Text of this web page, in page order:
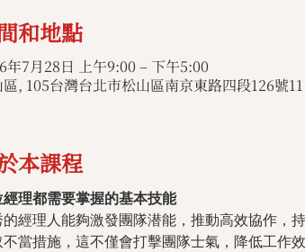
和地點
年7月28日 上午9:00 – 下午5:00
, 105台灣台北市松山區南京東路四段126號
本課程
理都需要掌握的基本技能
經理人能夠激發團隊潜能，推動高效協作，
當措施，這不僅會打擊團隊士氣，降低工作